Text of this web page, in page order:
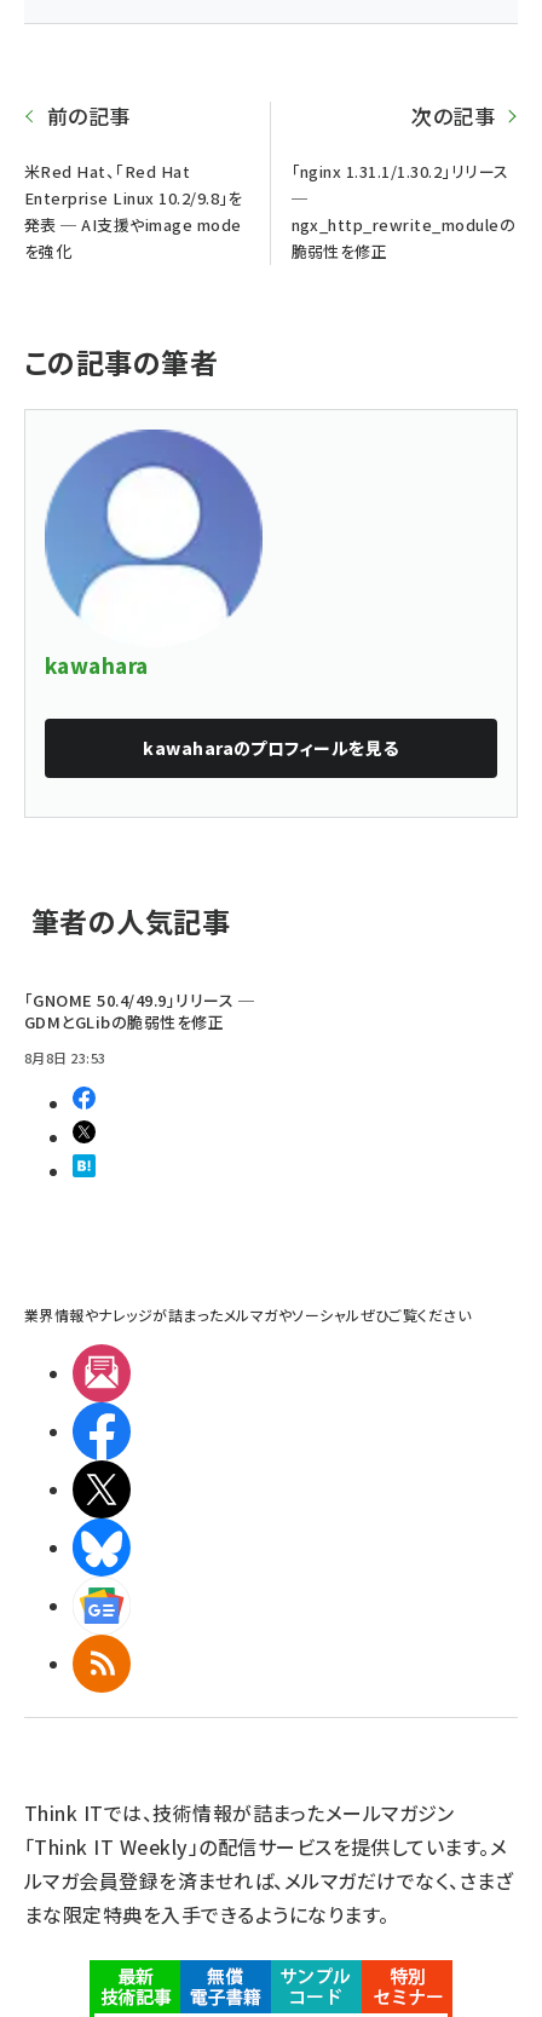
前の記事
米Red Hat、「Red Hat
Enterprise Linux 10.2/9.8」を
発表 ─ AI支援やimage mode
を強化
次の記事
「nginx 1.31.1/1.30.2」リリース
─
ngx_http_rewrite_moduleの
脆弱性を修正
この記事の筆者
kawahara
kawaharaのプロフィールを見る
筆者の人気記事
「GNOME 50.4/49.9」リリース ─
GDMとGLibの脆弱性を修正
8月8日 23:53
業界情報やナレッジが詰まったメルマガやソーシャルぜひご覧ください
RSS
Think ITでは、技術情報が詰まったメールマガジン
「Think IT Weekly」の配信サービスを提供しています。メ
ルマガ会員登録を済ませれば、メルマガだけでなく、さまざ
まな限定特典を入手できるようになります。